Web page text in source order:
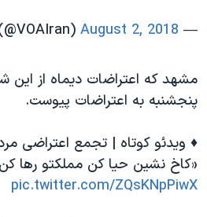
— VOA Farsi (@VOAIran)
August 2, 2018
مشهد که اعتراضات دیماه از این
پنجشنبه به اعتراضات پیوست.
♦️ ویدئو کوتاه | تجمع اعتراضی
«کاخ نشین حیا کن مملکتو رها
pic.twitter.com/ZQsKNpPiwX